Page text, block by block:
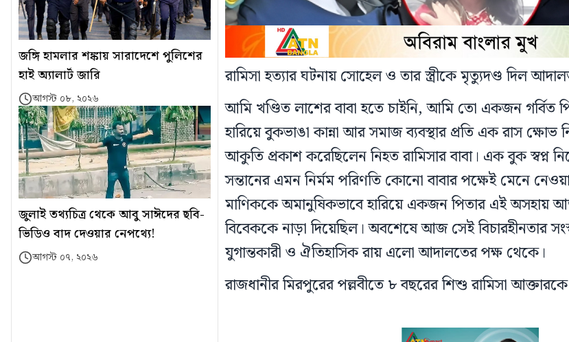
জঙ্গি হামলার শঙ্কায় সারাদেশে পুলিশের
হাই অ্যালার্ট জারি
আগস্ট ০৮, ২০২৬
জুলাই তথ্যচিত্র থেকে আবু সাঈদের ছবি-
ভিডিও বাদ দেওয়ার নেপথ্যে!
আগস্ট ০৭, ২০২৬
রামিসা হত্যার ঘটনায় সোহেল ও তার স্ত্রীকে মৃত্যুদণ্ড দিল
আমি খণ্ডিত লাশের বাবা হতে চাইনি, আমি তো একজন গর্বিত
হারিয়ে বুকভাঙা কান্না আর সমাজ ব্যবস্থার প্রতি এক রাস ক্ষোভ
আকুতি প্রকাশ করেছিলেন নিহত রামিসার বাবা। এক বুক স্বপ্ন
সন্তানের এমন নির্মম পরিণতি কোনো বাবার পক্ষেই মেনে
মাণিককে অমানুষিকভাবে হারিয়ে একজন পিতার এই অসহায়
বিবেককে নাড়া দিয়েছিল। অবশেষে আজ সেই বিচারহীনতার
যুগান্তকারী ও ঐতিহাসিক রায় এলো আদালতের পক্ষ থেকে।
রাজধানীর মিরপুরের পল্লবীতে ৮ বছরের শিশু রামিসা